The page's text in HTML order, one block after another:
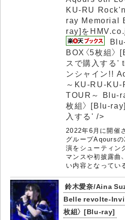
KU-RU
ray Memorial
ray]を
BOX〈5枚組〉
スで購入する'
ンシャイン!!
～KU-RU-
TOUR～ Blu-
枚組〉 [Blu-
入する' />
2022年6月に開催
グループAqours
演をシューティン
マンスや初披露曲
い内容となってい
鈴木愛奈/Aina
Belle revolte-
枚組〉 [Blu-ray]